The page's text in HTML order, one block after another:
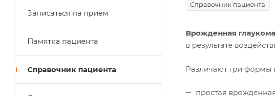
Справочник пациента
Врожденная глаукома
в результате
Различают три формы
простая
Записаться на прием
Памятка пациента
Справочник пациента